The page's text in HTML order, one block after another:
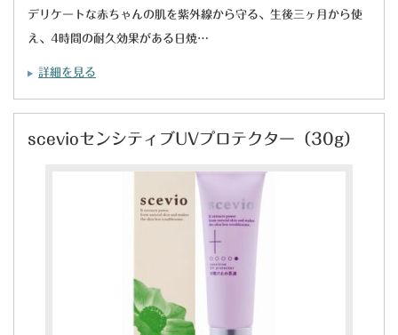
デリケートな赤ちゃんの肌を紫外線から守る、生後三ヶ月から使
え、4時間の耐久効果がある日焼…
詳細を見る
scevioセンシティブUVプロテクター（30g）